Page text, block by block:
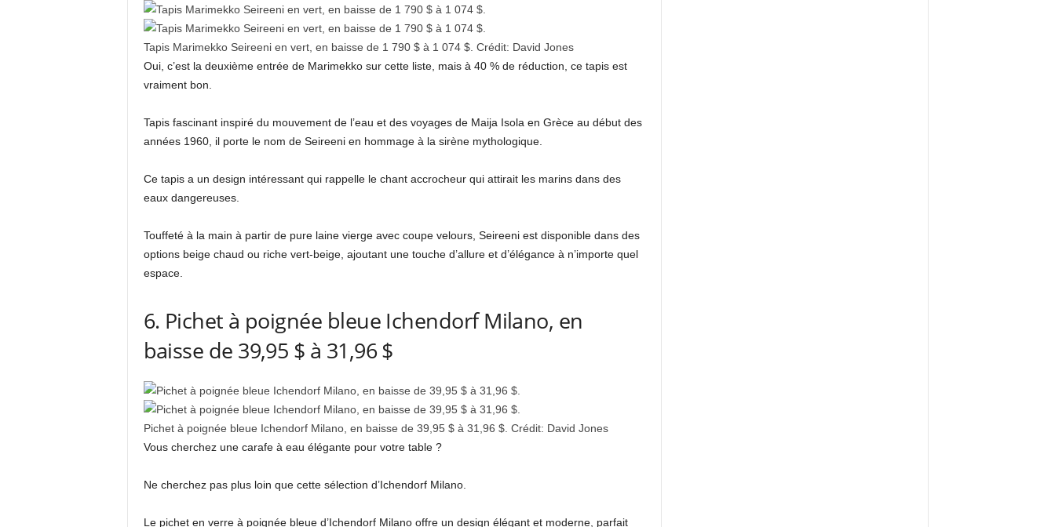
Tapis Marimekko Seireeni en vert, en baisse de 1 790 $ à 1 074 $. Crédit: David Jones
Oui, c’est la deuxième entrée de Marimekko sur cette liste, mais à 40 % de réduction, ce tapis est
vraiment bon.
Tapis fascinant inspiré du mouvement de l’eau et des voyages de Maija Isola en Grèce au début des
années 1960, il porte le nom de Seireeni en hommage à la sirène mythologique.
Ce tapis a un design intéressant qui rappelle le chant accrocheur qui attirait les marins dans des
eaux dangereuses.
Touffeté à la main à partir de pure laine vierge avec coupe velours, Seireeni est disponible dans des
options beige chaud ou riche vert-beige, ajoutant une touche d’allure et d’élégance à n’importe quel
espace.
6. Pichet à poignée bleue Ichendorf Milano, en
baisse de 39,95 $ à 31,96 $
Pichet à poignée bleue Ichendorf Milano, en baisse de 39,95 $ à 31,96 $. Crédit: David Jones
Vous cherchez une carafe à eau élégante pour votre table ?
Ne cherchez pas plus loin que cette sélection d’Ichendorf Milano.
Le pichet en verre à poignée bleue d’Ichendorf Milano offre un design élégant et moderne, parfait